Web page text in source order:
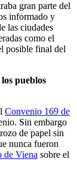
gran parte del
informado y
las ciudades
como el
posible final del
pueblos
Convenio 169 de
Sin embargo
de papel sin
nunca fueron
de Viena sobre el